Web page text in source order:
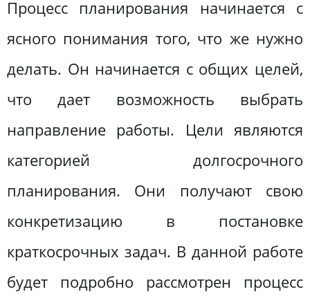
Процесс планирования начинается с
ясного понимания того, что же нужно
делать. Он начинается с общих целей,
что дает возможность выбрать
направление работы. Цели являются
категорией долгосрочного
планирования. Они получают свою
конкретизацию в постановке
краткосрочных задач. В данной работе
будет подробно рассмотрен процесс